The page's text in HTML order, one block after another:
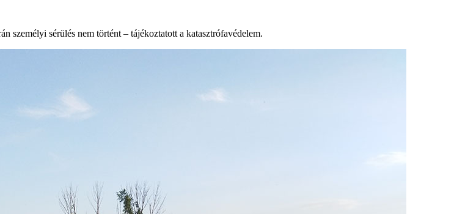
személyi sérülés nem történt – tájékoztatott a katasztrófavédelem.